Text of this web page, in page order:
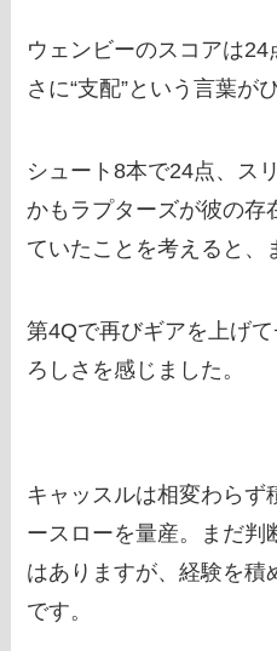
ウェンビーのスコアは24
さに“支配”という言葉が
シュート8本で24点、ス
かもラプターズが彼の存
ていたことを考えると、
第4Qで再びギアを上げ
ろしさを感じました。
キャッスルは相変わらず
ースローを量産。まだ判
はありますが、経験を積
です。